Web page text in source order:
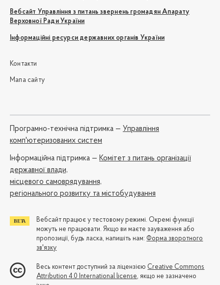
Вебсайт Управління з питань звернень громадян Апарату
Верховної Ради України
Інформаційні ресурси державних органів України
Контакти
Мапа сайту
Програмно-технічна підтримка — Управління
комп'ютеризованих систем
Iнформаційна підтримка — Комітет з питань організації
державної влади,
місцевого самоврядування,
регіонального розвитку та містобудування
Вебсайт працює у тестовому режимі. Окремі функції
можуть не працювати. Якщо ви маєте зауваження або
пропозиції, будь ласка, напишіть нам: Форма зворотного
зв'язку
Весь контент доступний за ліцензією Creative Commons
Attribution 4.0 International license, якщо не зазначено